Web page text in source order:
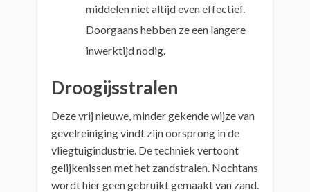
middelen niet altijd even effectief.
Doorgaans hebben ze een langere
inwerktijd nodig.
Droogijsstralen
Deze vrij nieuwe, minder gekende wijze van
gevelreiniging vindt zijn oorsprong in de
vliegtuigindustrie. De techniek vertoont
gelijkenissen met het zandstralen. Nochtans
wordt hier geen gebruikt gemaakt van zand.